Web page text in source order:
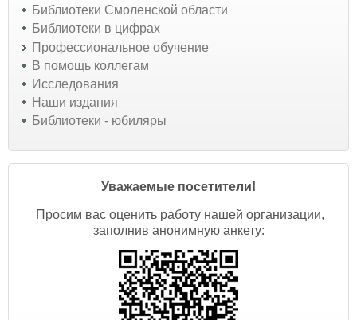
Библиотеки Смоленской области
Библиотеки в цифрах
Профессиональное обучение
В помощь коллегам
Исследования
Наши издания
Библиотеки - юбиляры
Уважаемые посетители!
Просим вас оценить работу нашей организации,
заполнив анонимную анкету: